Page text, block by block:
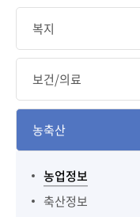
복지
보건/의료
농축산
농업정보
축산정보